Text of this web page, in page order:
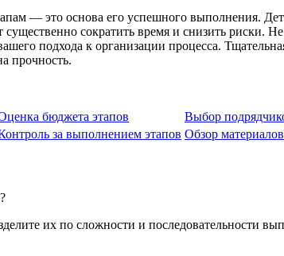
— это основа его успешного выполнения.
существенно сократить время и снизить
вашего подхода к организации процесса.
прочность.
бюджета этапов Выбор
за выполнением этапов Обзор
их по сложности и последовательности